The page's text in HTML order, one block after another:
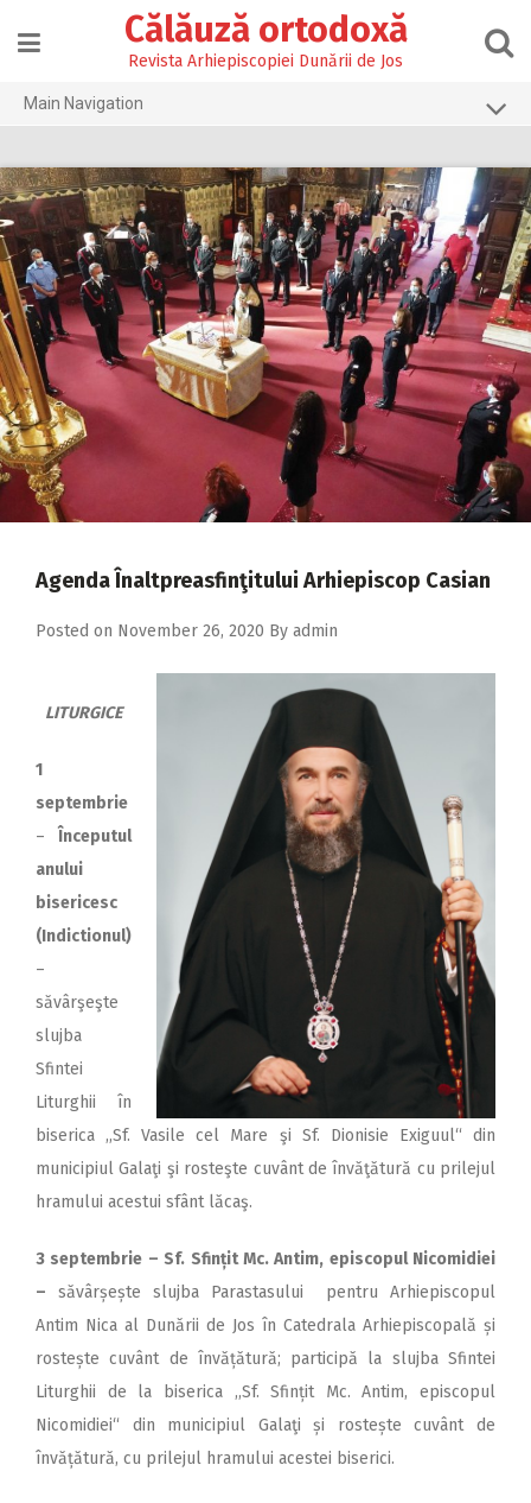
content
Călăuză ortodoxă
Revista Arhiepiscopiei Dunării de Jos
Main Navigation
2026
2025
2024
2023
2022
2021
2020
2019
2017
2016
2014
2013
2012
2010
2009
Agenda Înaltpreasfinţitului Arhiepiscop Casian
Posted on November 26, 2020 By admin
LITURGICE
1
septembrie
– Începutul
anului
bisericesc
(Indictionul)
–
săvârşeşte
slujba
Sfintei
Liturghii în
biserica ,,Sf. Vasile cel Mare şi Sf. Dionisie Exiguul“ din
municipiul Galaţi şi rosteşte cuvânt de învăţătură cu prilejul
hramului acestui sfânt lăcaş.
3 septembrie – Sf. Sfințit Mc. Antim, episcopul Nicomidiei
– săvârșește slujba Parastasului pentru Arhiepiscopul
Antim Nica al Dunării de Jos în Catedrala Arhiepiscopală și
rostește cuvânt de învățătură; participă la slujba Sfintei
Liturghii de la biserica ,,Sf. Sfințit Mc. Antim, episcopul
Nicomidiei“ din municipiul Galaţi și rostește cuvânt de
învățătură, cu prilejul hramului acestei biserici.